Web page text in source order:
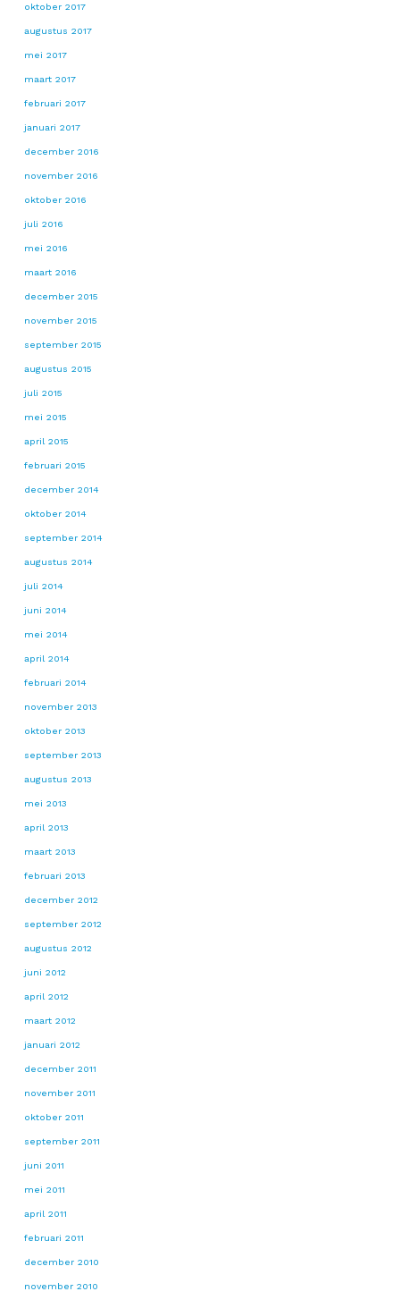
oktober 2017
augustus 2017
mei 2017
maart 2017
februari 2017
januari 2017
december 2016
november 2016
oktober 2016
juli 2016
mei 2016
maart 2016
december 2015
november 2015
september 2015
augustus 2015
juli 2015
mei 2015
april 2015
februari 2015
december 2014
oktober 2014
september 2014
augustus 2014
juli 2014
juni 2014
mei 2014
april 2014
februari 2014
november 2013
oktober 2013
september 2013
augustus 2013
mei 2013
april 2013
maart 2013
februari 2013
december 2012
september 2012
augustus 2012
juni 2012
april 2012
maart 2012
januari 2012
december 2011
november 2011
oktober 2011
september 2011
juni 2011
mei 2011
april 2011
februari 2011
december 2010
november 2010